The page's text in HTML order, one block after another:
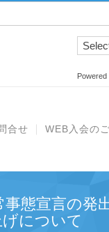
Powered
合せ WEB入会の
事態宣言の発
について